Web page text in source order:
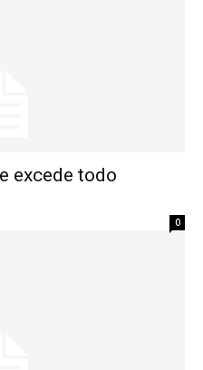
excede todo
0